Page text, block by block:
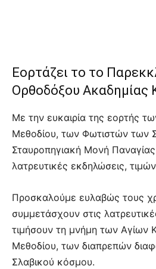
Εορτάζει το το
Ορθοδόξου Ακαδημίας
Με την ευκαιρία της εορτής
Μεθοδίου, των Φωτιστών των
Σταυροπηγιακή Μονή
λατρευτικές εκδηλώσεις,
Προσκαλούμε ευλαβώς τους
συμμετάσχουν στις
τιμήσουν τη μνήμη των Αγίων
Μεθοδίου, των διαπρεπών
Σλαβικού κόσμου.